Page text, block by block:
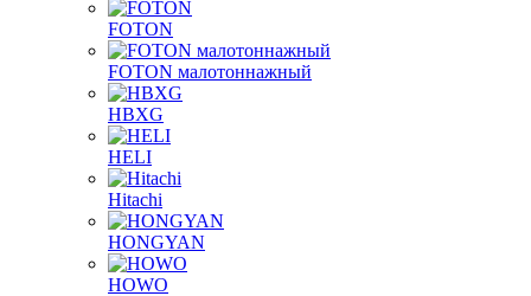
FOTON
FOTON малотоннажный
HBXG
HELI
Hitachi
HONGYAN
HOWO